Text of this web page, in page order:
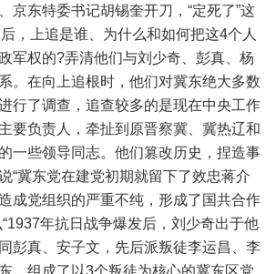
京东特委书记胡锡奎开刀，“定死了”这
，上追是谁、为什么和如何把这4个人
军权的?弄清他们与刘少奇、彭真、杨
。在向上追根时，他们对冀东绝大多数
行了调查，追查较多的是现在中央工作
要负责人，牵扯到原晋察冀、冀热辽和
一些领导同志。他们篡改历史，捏造事
“冀东党在建党初期就留下了效忠蒋介
成党组织的严重不纯，形成了国共合作
年抗日战争爆发后，刘少奇出于他
彭真、安子文，先后派叛徒李运昌、李
，组成了以3个叛徒为核心的冀东区党